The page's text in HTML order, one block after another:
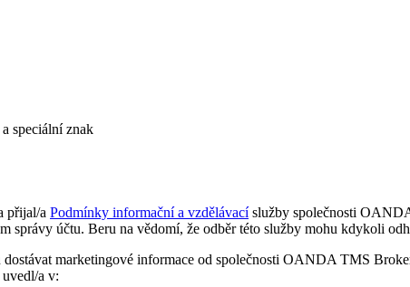
speciální znak
přijal/a Podmínky informační a vzdělávacíslužby společnosti
správy účtu. Beru na vědomí, že odběr této služby mohu kdykoli
dostávat marketingové informace od společnosti OANDA TMS
a v: